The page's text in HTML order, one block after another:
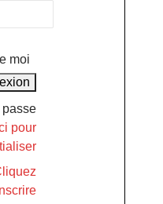
moi
passe
pour